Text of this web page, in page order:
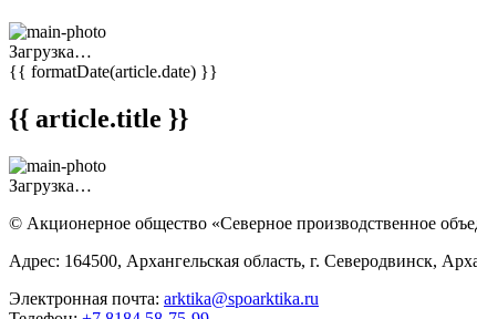
Загрузка…
{{ formatDate(article.date) }}
{{ article.title }}
Загрузка…
© Акционерное общество «Северное производственное
Адрес: 164500, Архангельская область, г. Северодвинск,
Электронная почта: arktika@spoarktika.ru